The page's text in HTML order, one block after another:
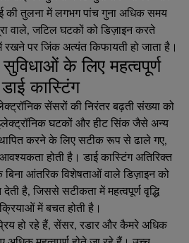
की तुलना में लगभग पांच गुना अधिक समय
वाले, जटिल घटकों को डिज़ाइन करते
पर जिंक अत्यंत किफायती हो जाता है।
के लिए महत्वपूर्ण
कास्टिंग
सेंसरों की निरंतर बढ़ती संख्या को
घटकों और हीट सिंक जैसे अन्य
करने के लिए सटीक रूप से ढाले गए,
होती है। डाई कास्टिंग अतिरिक्त
आंतरिक विशेषताओं वाले डिज़ाइन को
है, जिससे सटीकता में महत्वपूर्ण वृद्धि
में बचत होती है।
हो रहे हैं, सेंसर, रडार और कैमरे अधिक